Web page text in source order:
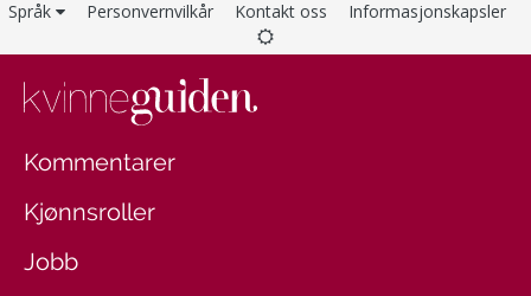
Språk Personvernvilkår Kontakt oss Informasjonskapsler
Kommentarer
Kjønnsroller
Jobb